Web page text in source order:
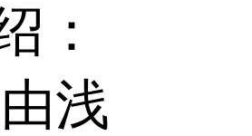
：
浅